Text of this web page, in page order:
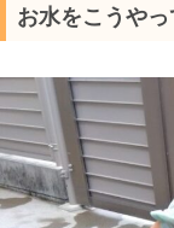
お水をこうや